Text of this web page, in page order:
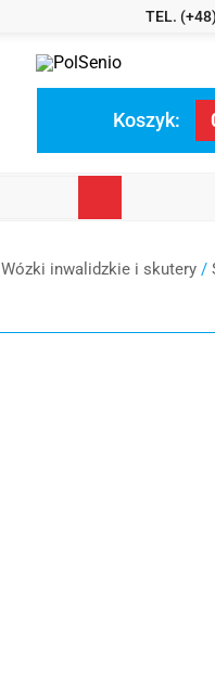
TEL.
Koszyk:
Wózki inwalidzkie i skutery /